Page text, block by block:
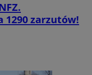
1290 zarzutów!